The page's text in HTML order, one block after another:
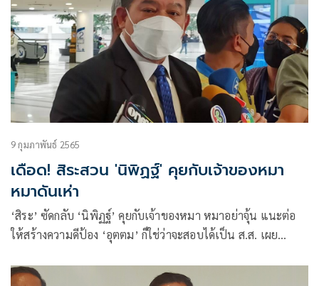
9 กุมภาพันธ์ 2565
เดือด! สิระสวน 'นิพิฏฐ์' คุยกับเจ้าของหมา
หมาดันเห่า
‘สิระ’ ซัดกลับ ‘นิพิฏฐ์’ คุยกับเจ้าของหมา หมาอย่าจุ้น แนะต่อ
ให้สร้างความดีป้อง ‘อุตตม’ ก็ใช่ว่าจะสอบได้เป็น ส.ส. เผย